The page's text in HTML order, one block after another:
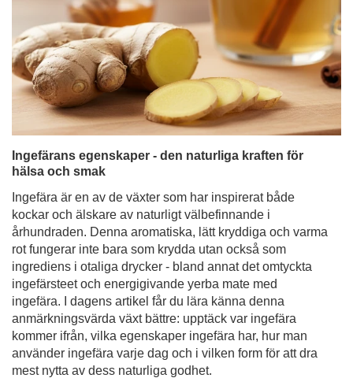
Ingefärans egenskaper - den naturliga kraften för
hälsa och smak
Ingefära är en av de växter som har inspirerat både
kockar och älskare av naturligt välbefinnande i
århundraden. Denna aromatiska, lätt kryddiga och varma
rot fungerar inte bara som krydda utan också som
ingrediens i otaliga drycker - bland annat det omtyckta
ingefärsteet och energigivande yerba mate med
ingefära. I dagens artikel får du lära känna denna
anmärkningsvärda växt bättre: upptäck var ingefära
kommer ifrån, vilka egenskaper ingefära har, hur man
använder ingefära varje dag och i vilken form för att dra
mest nytta av dess naturliga godhet.